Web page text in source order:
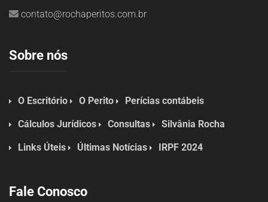
contato@rochaperitos.com.br
Sobre nós
O Escritório O Perito Perícias contábeis
Cálculos Jurídicos Consultas Silvânia Rocha
Links Úteis Últimas Notícias IRPF 2024
Fale Conosco